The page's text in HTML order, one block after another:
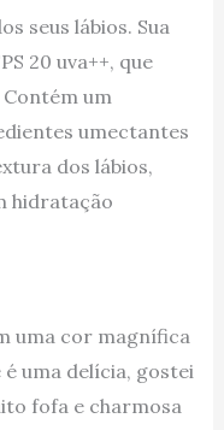
seus lábios. Sua
20 uva++, que
um
umectantes
dos lábios,
hidratação
uma cor magnífica
uma delícia, gostei
fofa e charmosa